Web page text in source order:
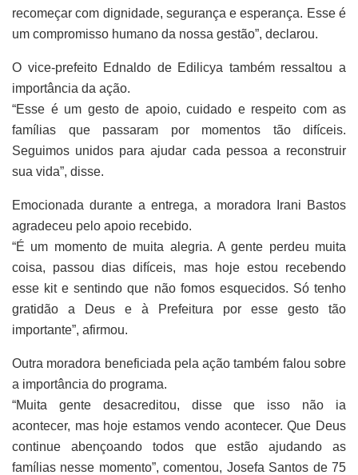
recomeçar com dignidade, segurança e esperança. Esse é
um compromisso humano da nossa gestão”, declarou.
O vice-prefeito Ednaldo de Edilicya também ressaltou a
importância da ação.
“Esse é um gesto de apoio, cuidado e respeito com as
famílias que passaram por momentos tão difíceis.
Seguimos unidos para ajudar cada pessoa a reconstruir
sua vida”, disse.
Emocionada durante a entrega, a moradora Irani Bastos
agradeceu pelo apoio recebido.
“É um momento de muita alegria. A gente perdeu muita
coisa, passou dias difíceis, mas hoje estou recebendo
esse kit e sentindo que não fomos esquecidos. Só tenho
gratidão a Deus e à Prefeitura por esse gesto tão
importante”, afirmou.
Outra moradora beneficiada pela ação também falou sobre
a importância do programa.
“Muita gente desacreditou, disse que isso não ia
acontecer, mas hoje estamos vendo acontecer. Que Deus
continue abençoando todos que estão ajudando as
famílias nesse momento”, comentou, Josefa Santos de 75